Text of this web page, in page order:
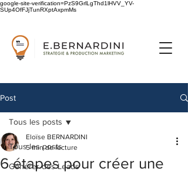
google-site-verification=PzS9GrlLgThd1lHVV_YV-
SUp4OfFJjTunRXptAxpmMs
Post
Tous les posts
Générer des Leads
Tous les posts
6 étapes pour créer une
Eloïse BERNARDINI
5 min de lecture